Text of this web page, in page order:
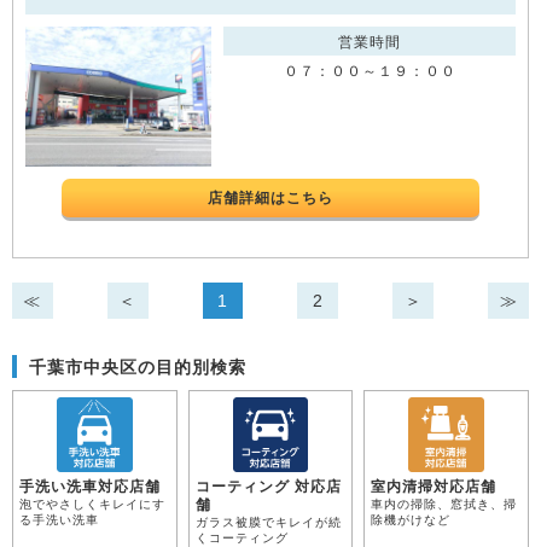
営業時間
０７：００～１９：００
店舗詳細はこちら
≪ ＜ 1 2 ＞ ≫
千葉市中央区の目的別検索
手洗い洗車対応店舗
泡でやさしくキレイにす
る手洗い洗車
コーティング 対応店
舗
ガラス被膜でキレイが続
くコーティング
室内清掃対応店舗
車内の掃除、窓拭き、掃
除機がけなど